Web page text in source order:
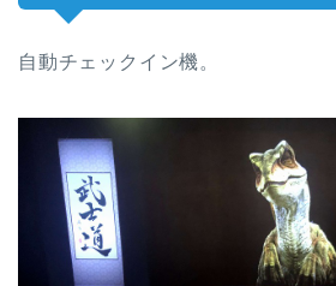
自動チェックイン機。